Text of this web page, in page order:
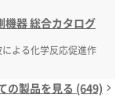
機器 総合カタログ
よる化学反応促進作
の製品を見る (649)